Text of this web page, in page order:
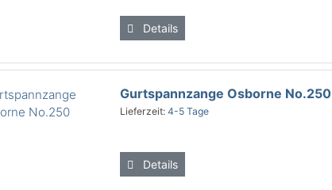
Details
Gurtspannzange Osborne No.250
Lieferzeit:4-5 Tage
Details